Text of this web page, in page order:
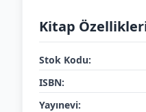
Kitap
Stok Kodu:
ISBN:
Yayınevi: